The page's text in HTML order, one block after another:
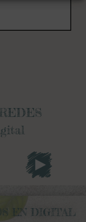
EN DIGITAL